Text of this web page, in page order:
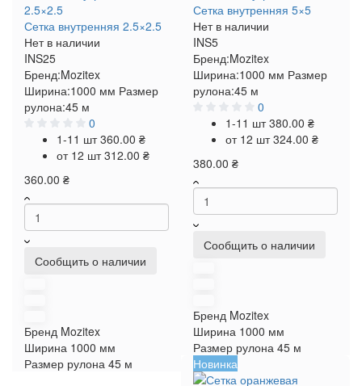
Сетка внутренняя 2.5×2.5
Нет в наличии
INS25
Бренд:Mozitex
Ширина:1000 мм Размер
рулона:45 м
0
1-11 шт360.00 ₴
от 12 шт312.00 ₴
360.00 ₴
Сообщить о наличии
Бренд Mozitex
Ширина 1000 мм
Размер рулона 45 м
Сетка внутренняя 5×5
Нет в наличии
INS5
Бренд:Mozitex
Ширина:1000 мм Размер
рулона:45 м
0
1-11 шт380.00 ₴
от 12 шт324.00 ₴
380.00 ₴
Сообщить о наличии
Бренд Mozitex
Ширина 1000 мм
Размер рулона 45 м
Новинка